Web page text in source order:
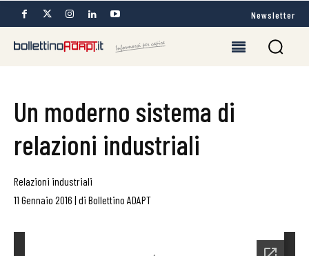
Newsletter
Un moderno sistema di
relazioni industriali
Relazioni industriali
11 Gennaio 2016 | di Bollettino ADAPT